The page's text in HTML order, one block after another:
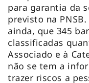
para garantia da
previsto na
ainda, que 345
classificadas
Associado e à
não se tem a
trazer riscos a